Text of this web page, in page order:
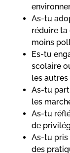
As-tu
réduire ta
moins
Es-tu
scolaire
les
As-tu
les
As-tu
de
As-tu pris
des